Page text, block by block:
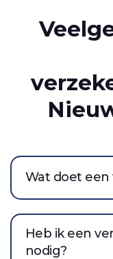
Wat doet een
Heb ik een
nodig?